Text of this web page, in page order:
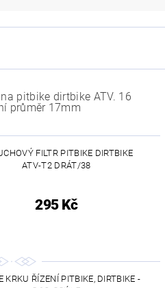
pitbike dirtbike ATV. 16
průměr 17mm
FILTR PITBIKE DIRTBIKE
ATV-T2 DRÁT/38
295 Kč
KRKU ŘÍZENÍ PITBIKE, DIRTBIKE -